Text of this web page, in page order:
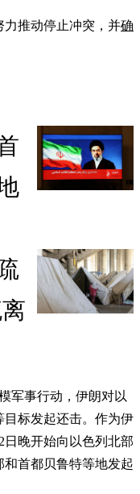
力推动停止冲突，并确
军事行动，伊朗对以
标发起还击。作为伊
晚开始向以色列北部
首都贝鲁特等地发起